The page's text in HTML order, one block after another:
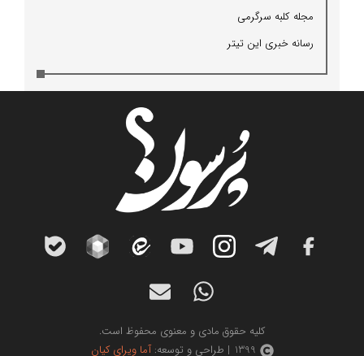
مجله كلبه سرگرمی
رسانه خبری این تیتر
کلیه حقوق مادی و معنوی محفوظ است.
1399 | طراحی و توسعه:
آما ویرای کیان